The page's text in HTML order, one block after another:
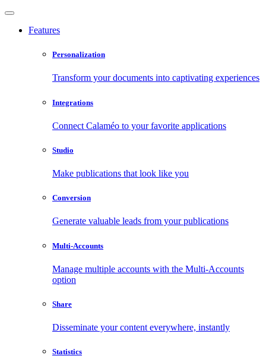
Features
Personalization
Transform your documents into captivating experiences
Integrations
Connect Calaméo to your favorite applications
Studio
Make publications that look like you
Conversion
Generate valuable leads from your publications
Multi-Accounts
Manage multiple accounts with the Multi-Accounts
option
Share
Disseminate your content everywhere, instantly
Statistics